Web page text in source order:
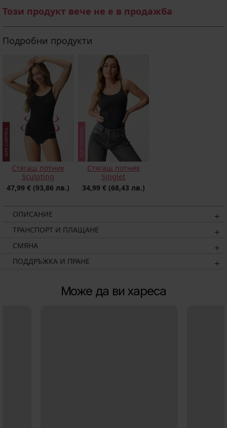
Този продукт вече не е в продажба
Подробни продукти
Стягащ потник
Sculpting
47,99 € (93,86 лв.)
Стягащ потник
Singlet
34,99 € (68,43 лв.)
ОПИСАНИЕ
ТРАНСПОРТ И ПЛАЩАНЕ
СМЯНА
ПОДДРЪЖКА И ПРАНЕ
Може да ви хареса